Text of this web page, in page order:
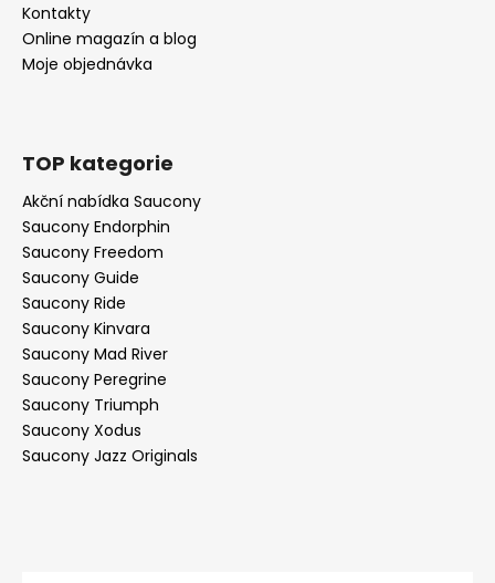
Kontakty
Online magazín a blog
Moje objednávka
TOP kategorie
Akční nabídka Saucony
Saucony Endorphin
Saucony Freedom
Saucony Guide
Saucony Ride
Saucony Kinvara
Saucony Mad River
Saucony Peregrine
Saucony Triumph
Saucony Xodus
Saucony Jazz Originals